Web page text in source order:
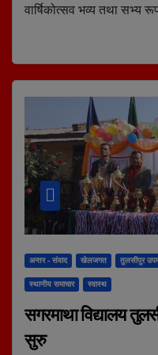
वार्षिकोत्सव भव्य तथा सभ्य
अन्तर - संवाद खेलजगत तुलसीपुर
स्थानीय समाचार स्वास्थ
सगरमाथा विद्यालय
सुरु